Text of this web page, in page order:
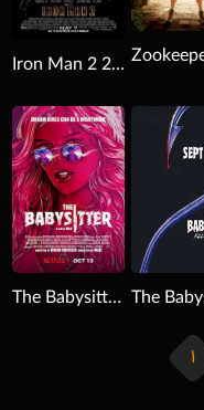
Iron Man 2 2010
Download
The Babysitter 2017
1